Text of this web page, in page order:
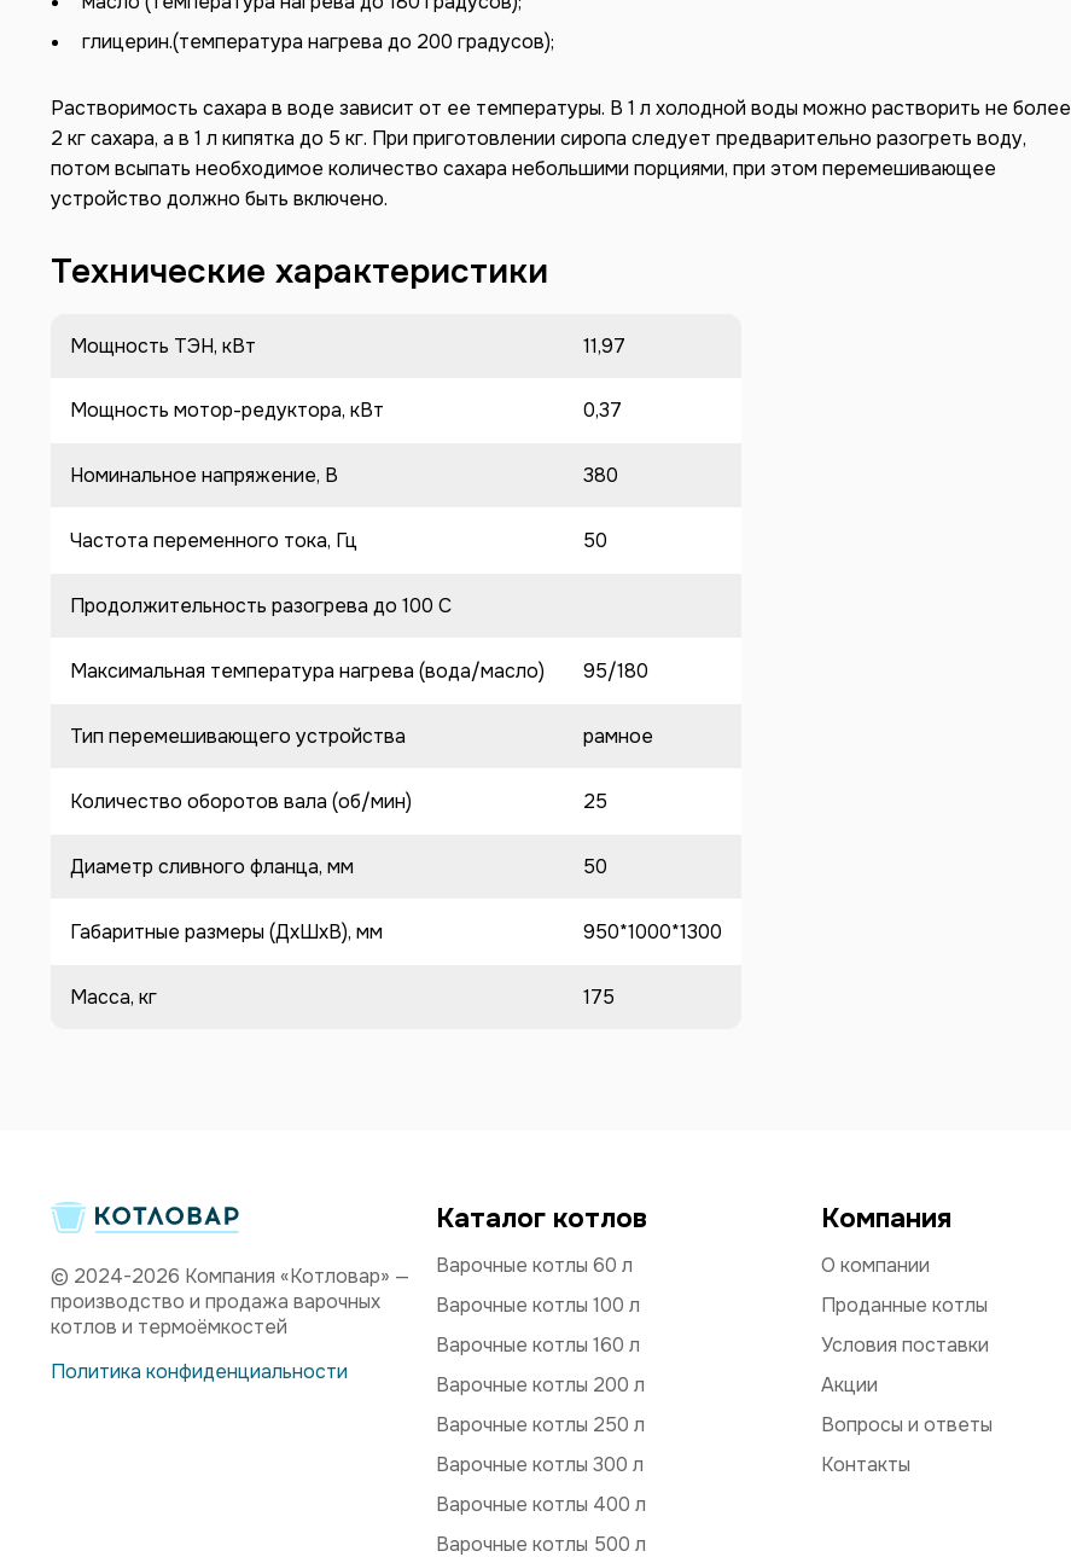
глицерин.(температура нагрева до 200 градусов);
Растворимость сахара в воде зависит от ее температуры. В 1 л холодной воды можно растворить не более
2 кг сахара, а в 1 л кипятка до 5 кг. При приготовлении сиропа следует предварительно разогреть воду,
потом всыпать необходимое количество сахара небольшими порциями, при этом перемешивающее
устройство должно быть включено.
Технические характеристики
Мощность ТЭН, кВт 11,97
Мощность мотор-редуктора, кВт 0,37
Номинальное напряжение, В 380
Частота переменного тока, Гц 50
Продолжительность разогрева до 100 C
Максимальная температура нагрева (вода/масло) 95/180
Тип перемешивающего устройства рамное
Количество оборотов вала (об/мин) 25
Диаметр сливного фланца, мм 50
Габаритные размеры (ДхШхВ), мм 950*1000*1300
Масса, кг 175
© 2024-2026 Компания «Котловар» —
производство и продажа варочных
котлов и термоёмкостей
Политика конфиденциальности
Каталог котлов
Варочные котлы 60 л
Варочные котлы 100 л
Варочные котлы 160 л
Варочные котлы 200 л
Варочные котлы 250 л
Варочные котлы 300 л
Варочные котлы 400 л
Варочные котлы 500 л
Компания
О компании
Проданные котлы
Условия поставки
Акции
Вопросы и ответы
Контакты